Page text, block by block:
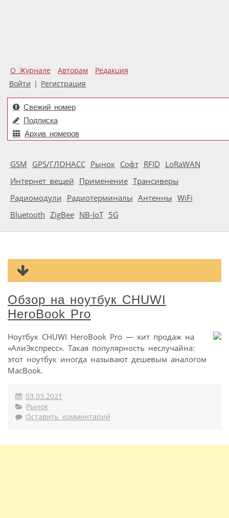
О Журнале Авторам
Редакция
Войти | Регистрация
Свежий номер
Подписка
Архив номеров
GSM GPS/ГЛОНАСС Рынок Софт RFID LoRaWAN
Интернет вещей Применение Трансиверы
Радиомодули Радиотерминалы Антенны WiFi
Bluetooth ZigBee NB-IoT 5G
Обзор на ноутбук CHUWI
HeroBook Pro
Ноутбук CHUWI HeroBook Pro — хит продаж на
«АлиЭкспресс». Такая популярность неслучайна:
этот ноутбук иногда называют дешевым аналогом
MacBook.
03.03.2021
Рынок
Оставить комментарий